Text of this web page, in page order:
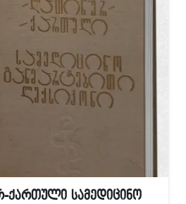
სამედიცინო